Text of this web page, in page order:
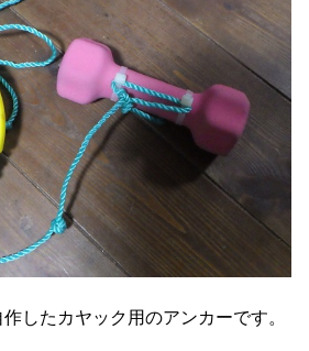
したカヤック用のアンカーです。